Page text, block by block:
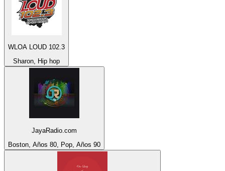
WLOA LOUD 102.3
Sharon, Hip hop
JayaRadio.com
Boston, Años 80, Pop, Años 90